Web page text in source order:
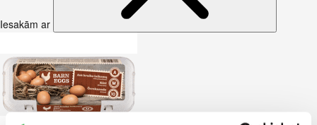
Iesakām ar